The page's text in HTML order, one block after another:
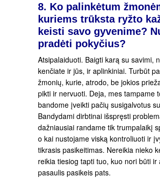
8. Ko palinkėtum
kuriems trūksta ryžto
keisti savo gyvenime?
pradėti pokyčius?
Atsipalaiduoti. Baigti karą su savimi,
kenčiate ir jūs, ir aplinkiniai. Turbūt
žmonių, kurie, atrodo, be jokios
pikti ir nervuoti. Deja, mes tampame
bandome įveikti pačių susigalvotus
Bandydami dirbtinai išspręsti
dažniausiai randame tik trumpalaikį
o kai nustojame viską kontroliuoti ir
tikrasis pasikeitimas. Nereikia nieko
reikia tiesiog tapti tuo, kuo nori būti ir
pasaulis pasikeis pats.